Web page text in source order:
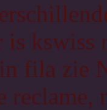
kswiss
fila zie